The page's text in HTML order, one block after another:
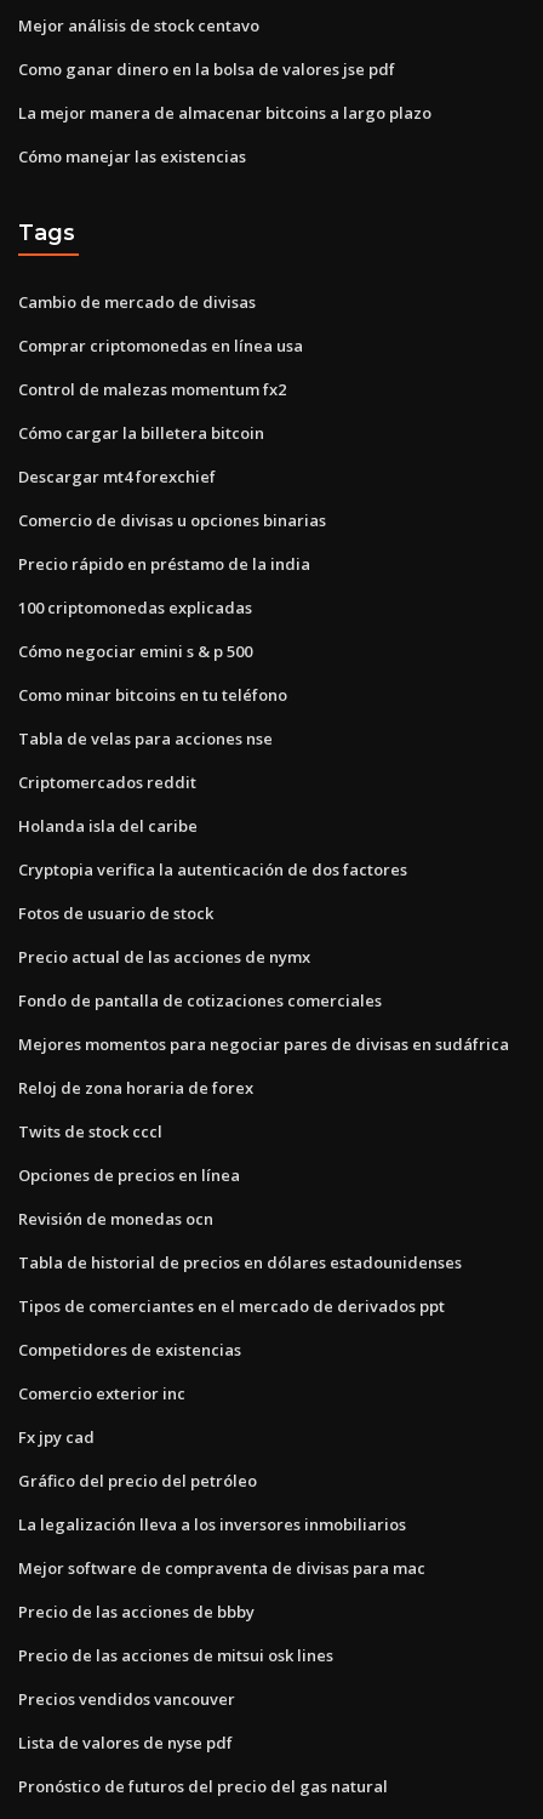
Mejor análisis de stock centavo
Como ganar dinero en la bolsa de valores jse pdf
La mejor manera de almacenar bitcoins a largo plazo
Cómo manejar las existencias
Tags
Cambio de mercado de divisas
Comprar criptomonedas en línea usa
Control de malezas momentum fx2
Cómo cargar la billetera bitcoin
Descargar mt4 forexchief
Comercio de divisas u opciones binarias
Precio rápido en préstamo de la india
100 criptomonedas explicadas
Cómo negociar emini s & p 500
Como minar bitcoins en tu teléfono
Tabla de velas para acciones nse
Criptomercados reddit
Holanda isla del caribe
Cryptopia verifica la autenticación de dos factores
Fotos de usuario de stock
Precio actual de las acciones de nymx
Fondo de pantalla de cotizaciones comerciales
Mejores momentos para negociar pares de divisas en sudáfrica
Reloj de zona horaria de forex
Twits de stock cccl
Opciones de precios en línea
Revisión de monedas ocn
Tabla de historial de precios en dólares estadounidenses
Tipos de comerciantes en el mercado de derivados ppt
Competidores de existencias
Comercio exterior inc
Fx jpy cad
Gráfico del precio del petróleo
La legalización lleva a los inversores inmobiliarios
Mejor software de compraventa de divisas para mac
Precio de las acciones de bbby
Precio de las acciones de mitsui osk lines
Precios vendidos vancouver
Lista de valores de nyse pdf
Pronóstico de futuros del precio del gas natural